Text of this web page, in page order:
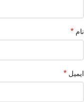
نام *
ایمیل *